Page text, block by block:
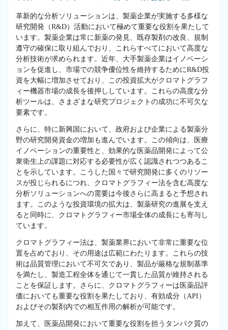
革新的な分析ソリューションは、製薬企業が実施する多様な
研究開発（R&D）活動において極めて重要な役割を果たして
います。製薬企業は常に新薬の発見、既存製剤の改良、規制
遵守の確保に取り組んでおり、これらすべてにおいて高度な
分析技術が求められます。近年、大手製薬企業はイノベーシ
ョンを促進し、市場での競争優位性を維持するためにR&D投
資を大幅に増加させており、この投資拡大がクロマトグラフ
ィー機器市場の成長を後押ししています。これらの高度な分
析ツールは、さまざまな研究プロジェクトの成功に不可欠な
要素です。
さらに、特に新興国において、政府および企業による製薬分
野の研究開発資金の増加も進んでいます。この傾向は、医療
イノベーションの重要性と、効果的な医薬品開発によって公
衆衛生上の課題に対応する必要性が広く認識されつつあるこ
とを示しています。こうした国々で研究開発に多くのリソー
スが投じられるにつれ、クロマトグラフィー法を含む高度な
分析ソリューションへの需要は今後さらに高まると予想され
ます。このような投資環境の拡大は、製薬研究の進展を支え
ると同時に、クロマトグラフィー市場全体の成長にも寄与し
ています。
クロマトグラフィー法は、製薬業界において非常に重要な位
置を占めており、その用途は広範にわたります。これらの技
術は品質管理において不可欠であり、製品が厳格な規制基準
を満たし、製造工程全体を通じて一貫した品質が維持される
ことを保証します。さらに、クロマトグラフィーは医薬品評
価においても重要な役割を果たしており、有効成分（API）
およびその製剤内での相互作用の解析が可能です。
加えて、医薬品開発において重要な役割を担うタンパク質の